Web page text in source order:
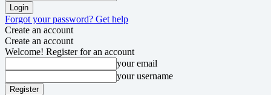
Forgot your password? Get help
Create an account
Create an account
Welcome! Register for an account
your email
your username